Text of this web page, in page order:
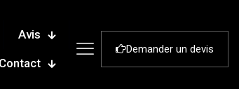
Avis
Contact
Demander un devis